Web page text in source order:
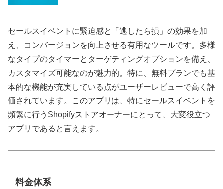
セールスイベントに緊迫感と「逃したら損」の効果を加
え、コンバージョンを向上させる有用なツールです。多様
なタイプのタイマーとターゲティングオプションを備え、
カスタマイズ可能なのが魅力的。特に、無料プランでも基
本的な機能が充実している点がユーザーレビューで高く評
価されています。このアプリは、特にセールスイベントを
頻繁に行うShopifyストアオーナーにとって、大変役立つ
アプリであると言えます。
料金体系